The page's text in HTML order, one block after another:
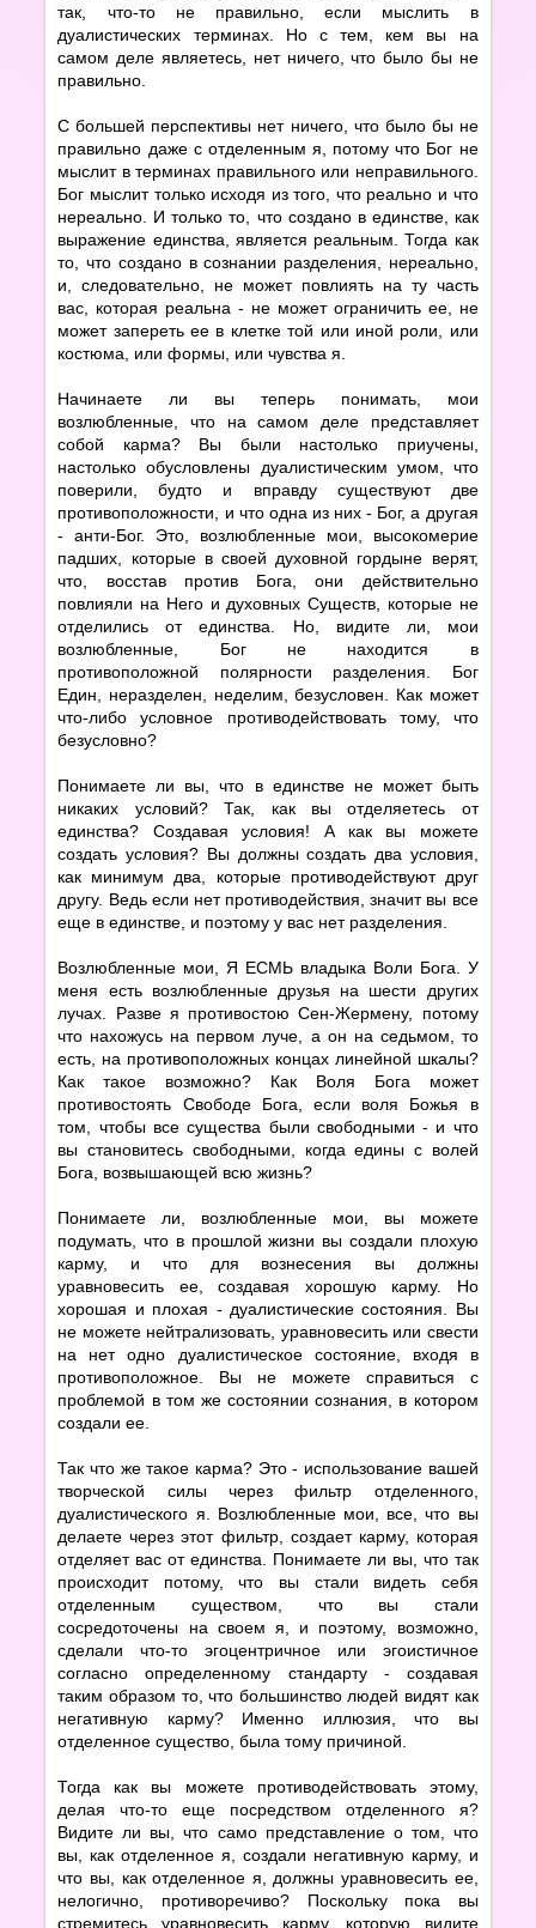
так, что-то не правильно, если мыслить в
дуалистических терминах. Но с тем, кем вы на
самом деле являетесь, нет ничего, что было бы не
правильно.
С большей перспективы нет ничего, что было бы не
правильно даже с отделенным я, потому что Бог не
мыслит в терминах правильного или неправильного.
Бог мыслит только исходя из того, что реально и что
нереально. И только то, что создано в единстве, как
выражение единства, является реальным. Тогда как
то, что создано в сознании разделения, нереально,
и, следовательно, не может повлиять на ту часть
вас, которая реальна - не может ограничить ее, не
может запереть ее в клетке той или иной роли, или
костюма, или формы, или чувства я.
Начинаете ли вы теперь понимать, мои
возлюбленные, что на самом деле представляет
собой карма? Вы были настолько приучены,
настолько обусловлены дуалистическим умом, что
поверили, будто и вправду существуют две
противоположности, и что одна из них - Бог, а другая
- анти-Бог. Это, возлюбленные мои, высокомерие
падших, которые в своей духовной гордыне верят,
что, восстав против Бога, они действительно
повлияли на Него и духовных Существ, которые не
отделились от единства. Но, видите ли, мои
возлюбленные, Бог не находится в
противоположной полярности разделения. Бог
Един, неразделен, неделим, безусловен. Как может
что-либо условное противодействовать тому, что
безусловно?
Понимаете ли вы, что в единстве не может быть
никаких условий? Так, как вы отделяетесь от
единства? Создавая условия! А как вы можете
создать условия? Вы должны создать два условия,
как минимум два, которые противодействуют друг
другу. Ведь если нет противодействия, значит вы все
еще в единстве, и поэтому у вас нет разделения.
Возлюбленные мои, Я ЕСМЬ владыка Воли Бога. У
меня есть возлюбленные друзья на шести других
лучах. Разве я противостою Сен-Жермену, потому
что нахожусь на первом луче, а он на седьмом, то
есть, на противоположных концах линейной шкалы?
Как такое возможно? Как Воля Бога может
противостоять Свободе Бога, если воля Божья в
том, чтобы все существа были свободными - и что
вы становитесь свободными, когда едины с волей
Бога, возвышающей всю жизнь?
Понимаете ли, возлюбленные мои, вы можете
подумать, что в прошлой жизни вы создали плохую
карму, и что для вознесения вы должны
уравновесить ее, создавая хорошую карму. Но
хорошая и плохая - дуалистические состояния. Вы
не можете нейтрализовать, уравновесить или свести
на нет одно дуалистическое состояние, входя в
противоположное. Вы не можете справиться с
проблемой в том же состоянии сознания, в котором
создали ее.
Так что же такое карма? Это - использование вашей
творческой силы через фильтр отделенного,
дуалистического я. Возлюбленные мои, все, что вы
делаете через этот фильтр, создает карму, которая
отделяет вас от единства. Понимаете ли вы, что так
происходит потому, что вы стали видеть себя
отделенным существом, что вы стали
сосредоточены на своем я, и поэтому, возможно,
сделали что-то эгоцентричное или эгоистичное
согласно определенному стандарту - создавая
таким образом то, что большинство людей видят как
негативную карму? Именно иллюзия, что вы
отделенное существо, была тому причиной.
Тогда как вы можете противодействовать этому,
делая что-то еще посредством отделенного я?
Видите ли вы, что само представление о том, что
вы, как отделенное я, создали негативную карму, и
что вы, как отделенное я, должны уравновесить ее,
нелогично, противоречиво? Поскольку пока вы
стремитесь уравновесить карму, которую видите